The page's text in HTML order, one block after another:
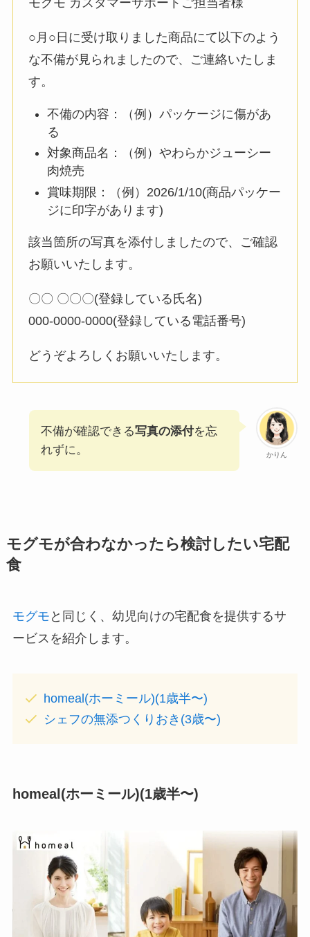
○月○日に受け取りました商品にて以下のよう
な不備が見られましたので、ご連絡いたしま
す。
不備の内容：（例）パッケージに傷があ
る
対象商品名：（例）やわらかジューシー
肉焼売
賞味期限：（例）2026/1/10(商品パッケー
ジに印字があります)
該当箇所の写真を添付しましたので、ご確認
お願いいたします。
〇〇 〇〇〇(登録している氏名)
000-0000-0000(登録している電話番号)
どうぞよろしくお願いいたします。
かりん
不備が確認できる写真の添付を忘
れずに。
モグモが合わなかったら検討したい宅配
食
モグモ と同じく、幼児向けの宅配食を提供するサ
ービスを紹介します。
homeal(ホーミール)(1歳半〜)
シェフの無添つくりおき(3歳〜)
homeal(ホーミール)(1歳半〜)